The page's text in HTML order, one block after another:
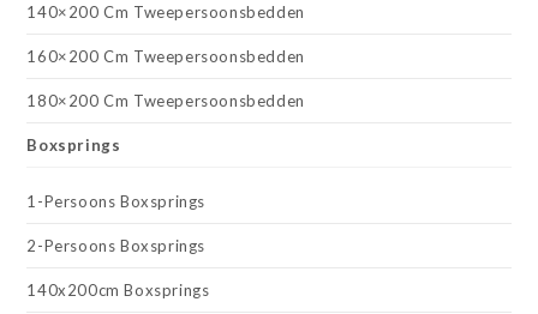
140×200 Cm Tweepersoonsbedden
160×200 Cm Tweepersoonsbedden
180×200 Cm Tweepersoonsbedden
Boxsprings
1-Persoons Boxsprings
2-Persoons Boxsprings
140x200cm Boxsprings